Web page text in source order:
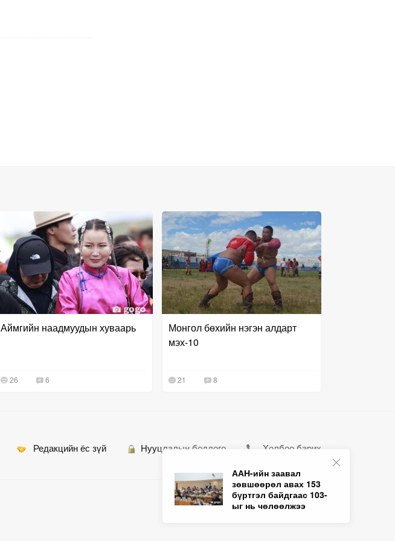
ААН-ийн заавал
зөвшөөрөл авах 153
бүртгэл байдгаас 103-
ыг нь чөлөөлжээ
Аймгийн наадмуудын хуваарь
26 6
Монгол бөхийн нэгэн алдарт
мэх-10
21 8
Редакцийн ёс зүй Нууцлалын бодлого Холбоо барих